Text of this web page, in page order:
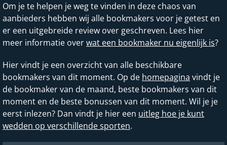
Om je te helpen je weg te vinden in deze chaos van
aanbieders hebben wij alle bookmakers voor je getest en
er een uitgebreide review over geschreven. Lees hier
meer informatie overwat een bookmaker nu eigenlijk is?
Hier vindt je een overzicht van alle beschikbare
bookmakers van dit moment. Op de homepagina vindt je
de bookmaker van de maand, beste bookmakers van dit
moment en de beste bonussen van dit moment. Wil je je
eerst inlezen? Dan vindt je hier een uitleg hoe je kunt
wedden op verschillende sporten.